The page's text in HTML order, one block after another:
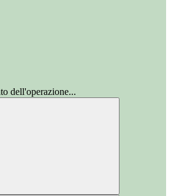
dell'operazione...